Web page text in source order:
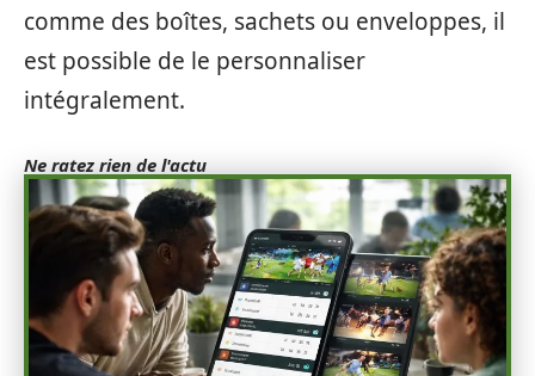
comme des boîtes, sachets ou enveloppes, il
est possible de le personnaliser
intégralement.
Ne ratez rien de l'actu